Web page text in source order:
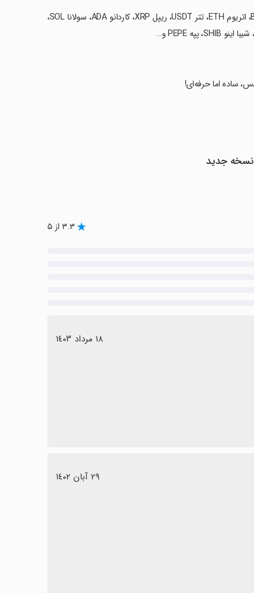
‏• خرید و فروش سریع انواع ارزهای دیجیتال مانند: بیت‌کوین BTC، بایننس کوین BNB، اتریوم ETH، تتر USDT، ریپل XRP، کاردانو ADA، سولانا SOL،
۳.۳ از ۵
١٨ مرداد ١٤٠٣
٢٩ آبان ١٤٠٢